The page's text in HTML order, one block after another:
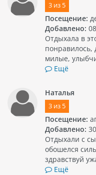
Итак, 77 PATONG HOTEL
для проживания во
от того, путешествуете
детьми, вы
увлекательное в этом
3из 5
Посещение:
Добавлено:
Отдыхала в
милые,
Ещё
Наталья
3из 5
Посещение:
Добавлено:
Отдыхали с
обошелся
здравствуй
Ещё